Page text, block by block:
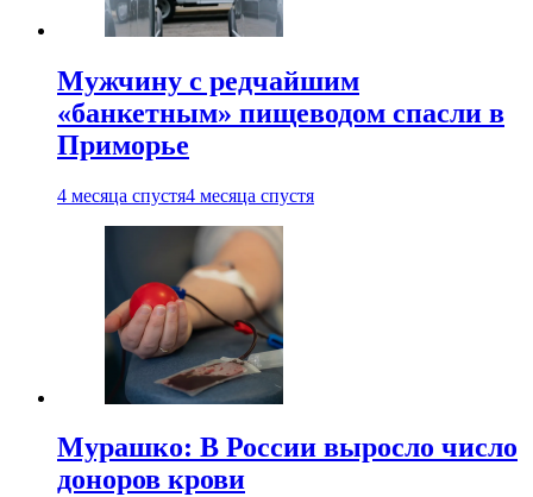
Мужчину с редчайшим
«банкетным» пищеводом спасли в
Приморье
4 месяца спустя4 месяца спустя
Мурашко: В России выросло число
доноров крови